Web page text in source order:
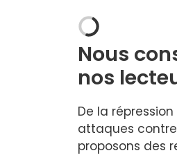
Nous
nos
De la
attaques
proposons des